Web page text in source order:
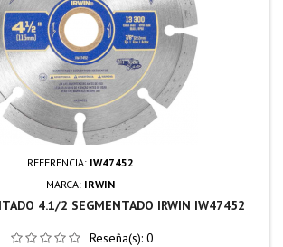
REFERENCIA: IW47452
MARCA: IRWIN
4.1/2 SEGMENTADO IRWIN IW47452
Reseña(s): 0